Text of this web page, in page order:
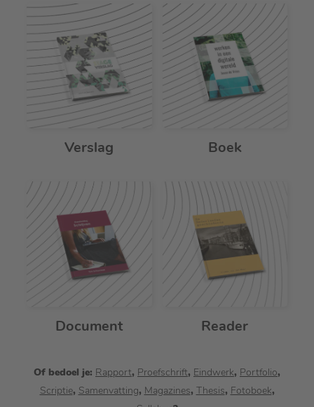
Verslag Boek
Document Reader
Of bedoel je: Rapport, Proefschrift, Eindwerk, Portfolio,
Scriptie, Samenvatting, Magazines, Thesis, Fotoboek,